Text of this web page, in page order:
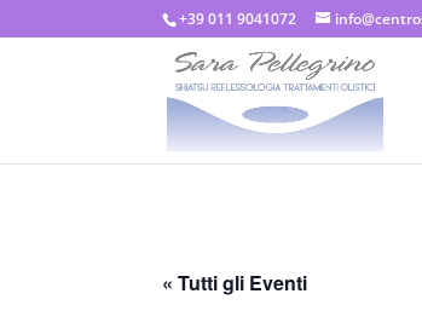
+39 011 9041072
« Tutti gli Eventi